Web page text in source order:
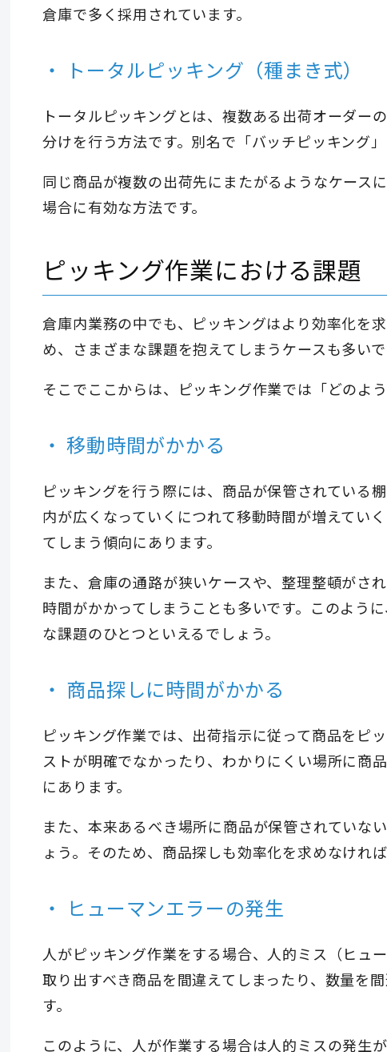
倉庫で多く採用されています。
トータルピッキング（種まき式）
トータルピッキングとは、複数ある出荷オーダー
分けを行う方法です。別名で「バッチピッキング
同じ商品が複数の出荷先にまたがるようなケース
場合に有効な方法です。
ピッキング作業における課題
倉庫内業務の中でも、ピッキングはより効率化を
め、さまざまな課題を抱えてしまうケースも多いで
そこでここからは、ピッキング作業では「どのよ
移動時間がかかる
ピッキングを行う際には、商品が保管されている
内が広くなっていくにつれて移動時間が増えてい
てしまう傾向にあります。
また、倉庫の通路が狭いケースや、整理整頓がさ
時間がかかってしまうことも多いです。このよう
な課題のひとつといえるでしょう。
商品探しに時間がかかる
ピッキング作業では、出荷指示に従って商品をピ
ストが明確でなかったり、わかりにくい場所に商
にあります。
また、本来あるべき場所に商品が保管されていな
ょう。そのため、商品探しも効率化を求めなけれ
ヒューマンエラーの発生
人がピッキング作業をする場合、人的ミス（ヒュ
取り出すべき商品を間違えてしまったり、数量を
す。
このように、人が作業する場合は人的ミスの発生